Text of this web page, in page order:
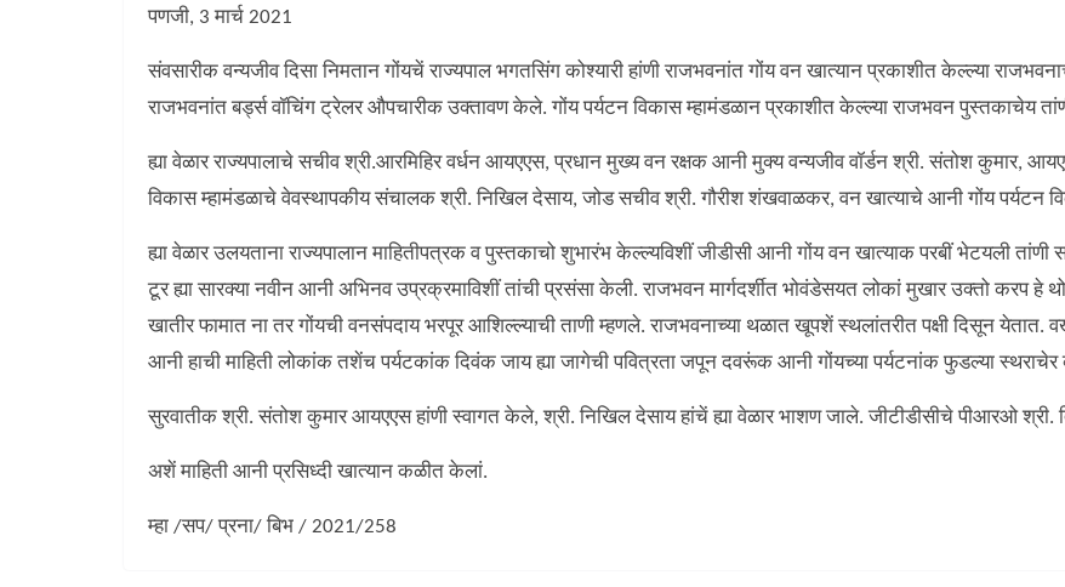
पणजी, 3 मार्च 2021
संवसारीक वन्यजीव दिसा निमतान गोंयचें राज्यपाल भगतसिंग कोश्यारी हांणी राजभवनांत गोंय वन खात्यान प्रकाशीत केल्ल्या
राजभवनांत बर्ड्स वॉचिंग ट्रेलर औपचारीक उक्तावण केले. गोंय पर्यटन विकास म्हामंडळान प्रकाशीत केल्ल्या राजभवन पुस्तकाचेय
ह्या वेळार राज्यपालाचे सचीव श्री.आरमिहिर वर्धन आयएएस, प्रधान मुख्य वन रक्षक आनी मुक्य वन्यजीव वॉर्डन श्री. संतोश कुमार,
विकास म्हामंडळाचे वेवस्थापकीय संचालक श्री. निखिल देसाय, जोड सचीव श्री. गौरीश शंखवाळकर, वन खात्याचे आनी गोंय पर्यटन
ह्या वेळार उलयताना राज्यपालान माहितीपत्रक व पुस्तकाचो शुभारंभ केल्ल्यविशीं जीडीसी आनी गोंय वन खात्याक परबीं भेटयली तांणी
टूर ह्या सारक्या नवीन आनी अभिनव उप्रक्रमाविशीं तांची प्रसंसा केली. राजभवन मार्गदर्शीत भोवंडेसयत लोकां मुखार उक्तो करप हे
खातीर फामात ना तर गोंयची वनसंपदाय भरपूर आशिल्ल्याची ताणी म्हणले. राजभवनाच्या थळात खूपशें स्थलांतरीत पक्षी दिसून येतात.
आनी हाची माहिती लोकांक तशेंच पर्यटकांक दिवंक जाय ह्या जागेची पवित्रता जपून दवरूंक आनी गोंयच्या पर्यटनांक फुडल्या स्थराचेर
सुरवातीक श्री. संतोश कुमार आयएएस हांणी स्वागत केले, श्री. निखिल देसाय हांचें ह्या वेळार भाशण जाले. जीटीडीसीचे पीआरओ श्री.
अशें माहिती आनी प्रसिध्दी खात्यान कळीत केलां.
म्हा /सप/ प्रना/ बिभ / 2021/258